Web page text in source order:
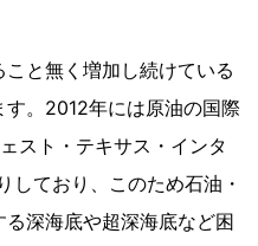
と無く増加し続けている
。2012年には原油の国際
スト・テキサス・インタ
しており、このため石油・
深海底や超深海底など困